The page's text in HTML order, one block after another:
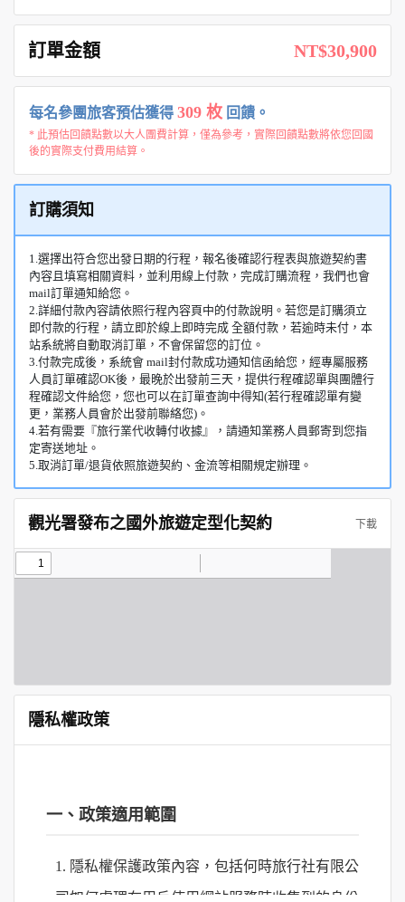
訂單金額 NT$30,900
每名參團旅客預估獲得 309 枚 回饋。
* 此預估回饋點數以大人團費計算，僅為參考，實際回饋點數將依您回國
後的實際支付費用結算。
訂購須知
1.選擇出符合您出發日期的行程，報名後確認行程表與旅遊契約書
內容且填寫相關資料，並利用線上付款，完成訂購流程，我們也會
mail訂單通知給您。
2.詳細付款內容請依照行程內容頁中的付款說明。若您是訂購須立
即付款的行程，請立即於線上即時完成 全額付款，若逾時未付，本
站系統將自動取消訂單，不會保留您的訂位。
3.付款完成後，系統會 mail封付款成功通知信函給您，經專屬服務
人員訂單確認OK後，最晚於出發前三天，提供行程確認單與團體行
程確認文件給您，您也可以在訂單查詢中得知(若行程確認單有變
更，業務人員會於出發前聯絡您)。
4.若有需要『旅行業代收轉付收據』，請通知業務人員郵寄到您指
定寄送地址。
5.取消訂單/退貨依照旅遊契約、金流等相關規定辦理。
觀光署發布之國外旅遊定型化契約 下載
隱私權政策
一、政策適用範圍
1. 隱私權保護政策內容，包括何時旅行社有限公
司如何處理在用戶使用網站服務時收集到的身份